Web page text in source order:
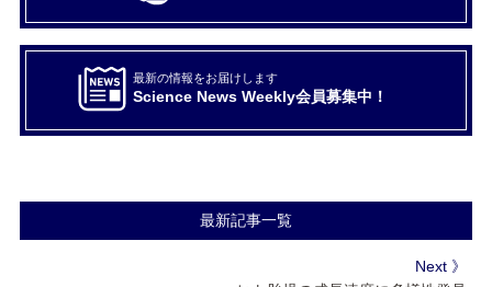
最新の情報をお届けします
Science News Weekly会員募集中！
最新記事一覧
Next 》